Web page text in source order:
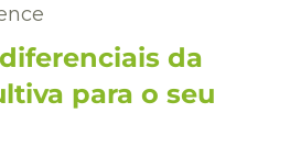
da
para o seu